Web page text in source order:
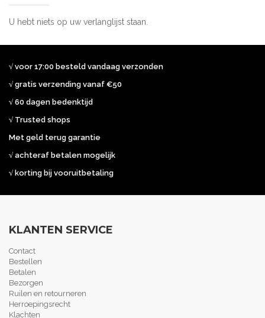
U hebt niets op uw verlanglijst staan.
√ voor 17:00 besteld vandaag verzonden
√ gratis verzending vanaf €50
√ 60 dagen bedenktijd
√ Trusted shops
Met geld terug garantie
√ achteraf betalen mogelijk
√ korting bij vooruitbetaling
KLANTEN SERVICE
Contact
Bestellen
Betalen
Bezorgen
Ruilen en retourneren
Herroepingsrecht
Klachten